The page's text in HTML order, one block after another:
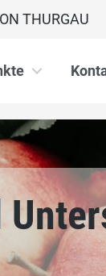
THURGAU